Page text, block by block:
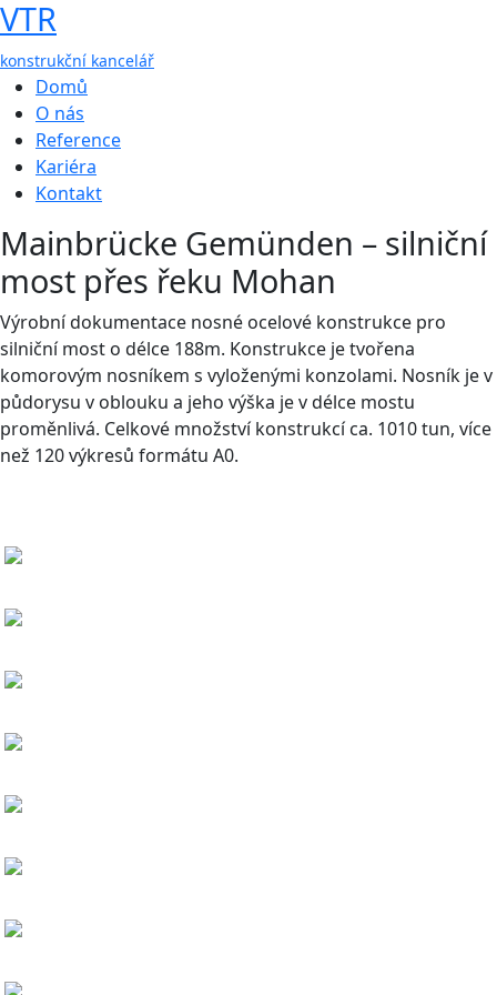
VTR
konstrukční kancelář
Domů
O nás
Reference
Kariéra
Kontakt
Mainbrücke Gemünden – silniční
most přes řeku Mohan
Výrobní dokumentace nosné ocelové konstrukce pro
silniční most o délce 188m. Konstrukce je tvořena
komorovým nosníkem s vyloženými konzolami. Nosník je v
půdorysu v oblouku a jeho výška je v délce mostu
proměnlivá. Celkové množství konstrukcí ca. 1010 tun, více
než 120 výkresů formátu A0.